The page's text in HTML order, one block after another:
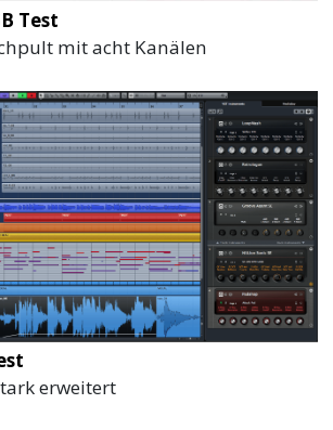
Test
mit acht Kanälen
erweitert